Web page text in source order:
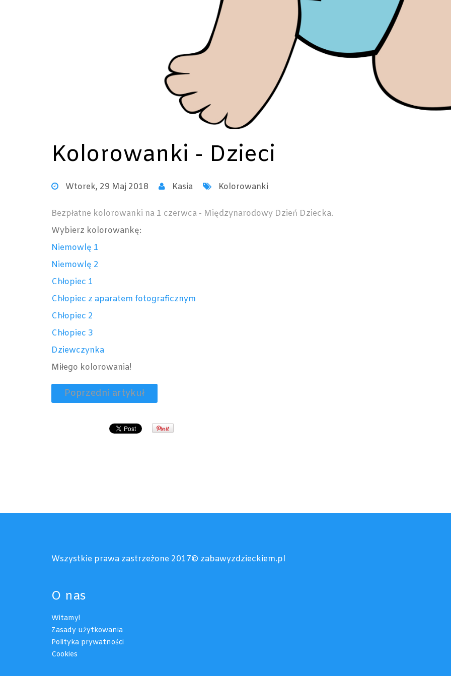
Kolorowanki - Dzieci
Wtorek, 29 Maj 2018 Kasia Kolorowanki
Bezpłatne kolorowanki na 1 czerwca - Międzynarodowy Dzień Dziecka.
Wybierz kolorowankę:
Niemowlę 1
Niemowlę 2
Chłopiec 1
Chłopiec z aparatem fotograficznym
Chłopiec 2
Chłopiec 3
Dziewczynka
Miłego kolorowania!
Poprzedni artykuł
Wszystkie prawa zastrzeżone 2017© zabawyzdzieckiem.pl
O nas
Witamy!
Zasady użytkowania
Polityka prywatności
Cookies